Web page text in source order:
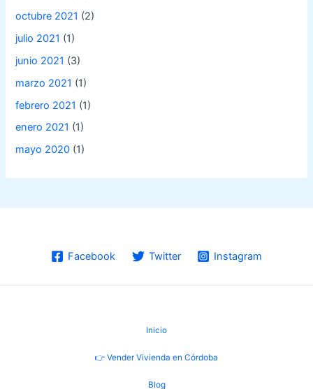
octubre 2021 (2)
julio 2021 (1)
junio 2021 (3)
marzo 2021 (1)
febrero 2021 (1)
enero 2021 (1)
mayo 2020 (1)
Facebook Twitter Instagram
Inicio
👉 Vender Vivienda en Córdoba
Blog